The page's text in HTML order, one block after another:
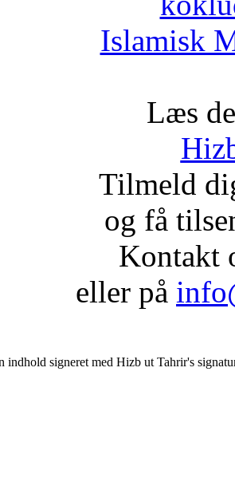
Islamisk
Læs
Tilmeld
og få
Kontakt
eller på
signeret med Hizb ut Tahrir's